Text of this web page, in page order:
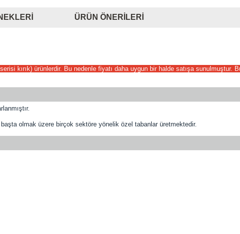
ÜRÜN ÖNERILERI
kırık) ürünlerdir. Bu nedenle fiyatı daha uygun bir halde satışa sunulmuştur.
olmak üzere birçok sektöre yönelik özel tabanlar üretmektedir.